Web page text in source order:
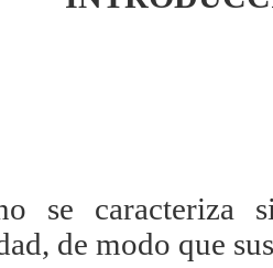
se caracteriza
de modo que